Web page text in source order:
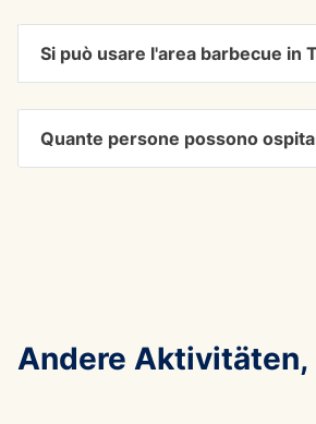
Si può usare l'area barbecue in
Quante persone possono
Andere Aktivitäten,